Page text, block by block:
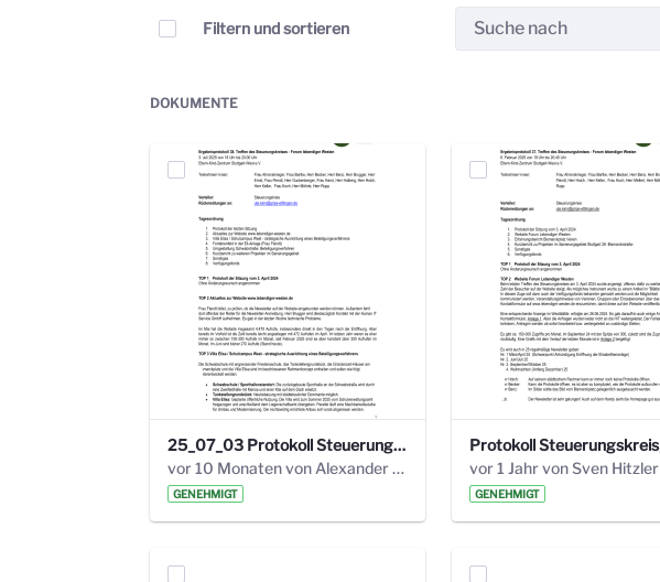
Elemente auswählen
Filtern und sortieren
DOKUMENTE
25_07_03 Protokoll Steuerungskreis.pdf
vor 10 Monaten von Alexander Orlowski
GENEHMIGT
vor 1 Jahr von Sven Hitzler
GENEHMIGT